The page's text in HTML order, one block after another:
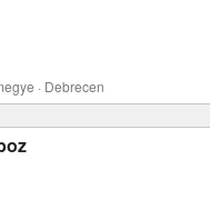
· Debrecen